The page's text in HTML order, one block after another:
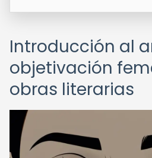
Introducción al
objetivación
obras literarias